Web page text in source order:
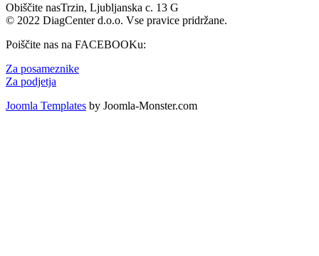
Obiščite nasTrzin, Ljubljanska c. 13 G
© 2022 DiagCenter d.o.o. Vse pravice pridržane.
Poiščite nas na FACEBOOKu:
Za posameznike
Za podjetja
Joomla Templates by Joomla-Monster.com